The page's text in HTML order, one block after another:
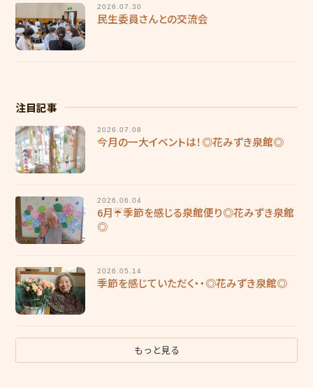
募集要項
輝き★職員インタビュー【保育士】
研修センターについて
福利厚生
働く環境
施設ブログ
個人情報保護方針
2026.07.30
民生委員さんとの交流会
注目記事
2026.07.08
今月の一大イベントは！◎花みずき泉館◎
2026.06.04
6月☔季節を感じる泉館便り◎花みずき泉館
◎
2026.05.14
季節を感じていただく・・◎花みずき泉館◎
もっと見る